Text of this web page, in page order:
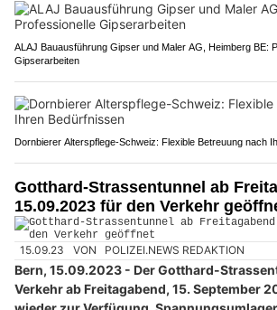
ALAJ Bauausführung Gipser und Maler AG, Heimberg BE:
Gipserarbeiten
Dornbierer Alterspflege-Schweiz: Flexible Betreuung nach
Gotthard-Strassentunnel ab
15.09.2023 für den Verkehr
15.09.23 VON POLIZEI.NEWS REDAKTION
Bern, 15.09.2023 - Der Gotthard-
Verkehr ab Freitagabend, 15. September